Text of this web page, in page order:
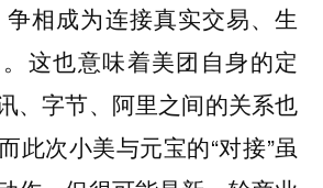
争相成为连接真实交易、生
这也意味着美团自身的定
、字节、阿里之间的关系也
此次小美与元宝的“对接”虽